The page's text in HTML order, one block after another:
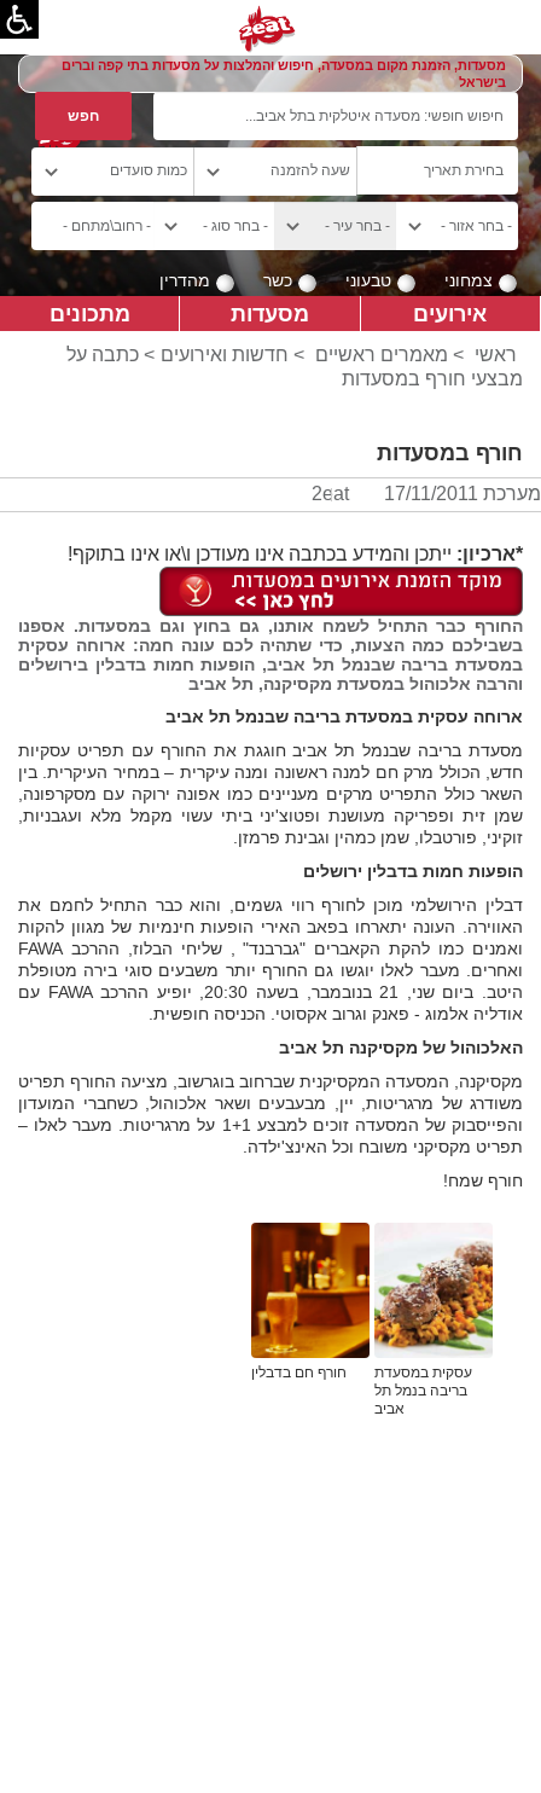
מסעדות, הזמנת מקום במסעדה, חיפוש והמלצות על מסעדות בתי קפה וברים
בישראל
צמחוני טבעוני כשר מהדרין
אירועים מסעדות מתכונים
ראשי > מאמרים ראשיים > חדשות ואירועים > כתבה על
מבצעי חורף במסעדות
חורף במסעדות
מערכת 2eat 17/11/2011
*ארכיון: ייתכן והמידע בכתבה אינו מעודכן ו\או אינו בתוקף!
החורף כבר התחיל לשמח אותנו, גם בחוץ וגם במסעדות. אספנו
בשבילכם כמה הצעות, כדי שתהיה לכם עונה חמה: ארוחה עסקית
במסעדת בריבה שבנמל תל אביב, הופעות חמות בדבלין בירושלים
והרבה אלכוהול במסעדת מקסיקנה, תל אביב
ארוחה עסקית במסעדת בריבה שבנמל תל אביב
מסעדת בריבה שבנמל תל אביב חוגגת את החורף עם תפריט עסקיות
חדש, הכולל מרק חם למנה ראשונה ומנה עיקרית – במחיר העיקרית. בין
השאר כולל התפריט מרקים מעניינים כמו אפונה ירוקה עם מסקרפונה,
שמן זית ופפריקה מעושנת ופטוצ'יני ביתי עשוי מקמל מלא ועגבניות,
זוקיני, פורטבלו, שמן כמהין וגבינת פרמזן.
הופעות חמות בדבלין ירושלים
דבלין הירושלמי מוכן לחורף רווי גשמים, והוא כבר התחיל לחמם את
האווירה. העונה יתארחו בפאב האירי הופעות חינמיות של מגוון להקות
ואמנים כמו להקת הקאברים "גברבנד" , שליחי הבלוז, ההרכב FAWA
ואחרים. מעבר לאלו יוגשו גם החורף יותר משבעים סוגי בירה מטופלת
היטב. ביום שני, 21 בנובמבר, בשעה 20:30, יופיע ההרכב FAWA עם
אודליה אלמוג - פאנק וגרוב אקסוטי. הכניסה חופשית.
האלכוהול של מקסיקנה תל אביב
מקסיקנה, המסעדה המקסיקנית שברחוב בוגרשוב, מציעה החורף תפריט
משודרג של מרגריטות, יין, מבעבעים ושאר אלכוהול, כשחברי המועדון
והפייסבוק של המסעדה זוכים למבצע 1+1 על מרגריטות. מעבר לאלו –
תפריט מקסיקני משובח וכל האינצ'ילדה.
חורף שמח!
עסקית במסעדת
בריבה בנמל תל
אביב
חורף חם בדבלין